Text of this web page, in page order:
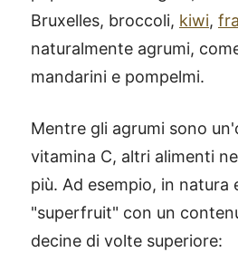
Bruxelles, broccoli, kiwi,
naturalmente agrumi,
mandarini e pompelmi.
Mentre gli agrumi sono
vitamina C, altri alimenti
più. Ad esempio, in natura
"superfruit" con un
decine di volte superiore: